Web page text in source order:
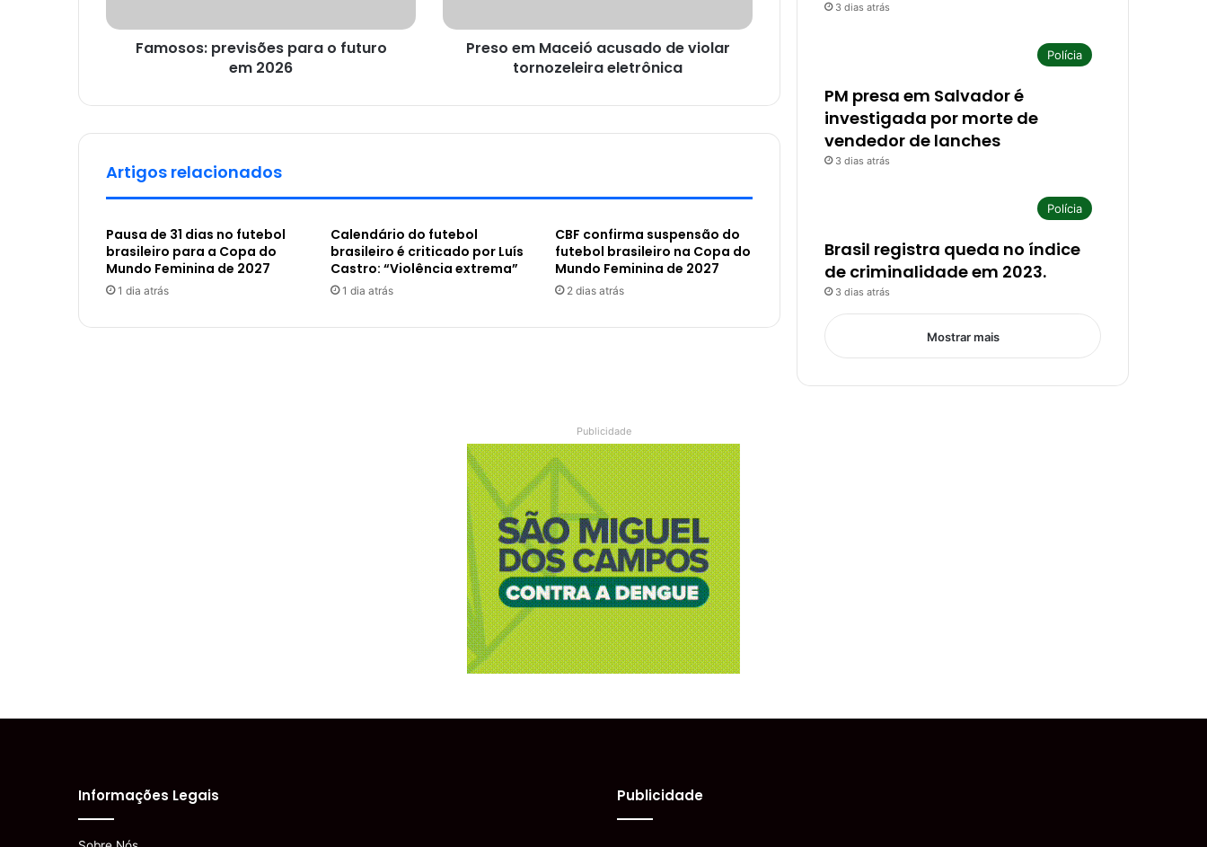
Famosos: previsões para o futuro
em 2026
Preso em Maceió acusado de violar
tornozeleira eletrônica
Artigos relacionados
Pausa de 31 dias no futebol
brasileiro para a Copa do
Mundo Feminina de 2027
1 dia atrás
Calendário do futebol
brasileiro é criticado por Luís
Castro: “Violência extrema”
1 dia atrás
CBF confirma suspensão do
futebol brasileiro na Copa do
Mundo Feminina de 2027
2 dias atrás
3 dias atrás
Polícia
PM presa em Salvador é
investigada por morte de
vendedor de lanches
3 dias atrás
Polícia
Brasil registra queda no índice
de criminalidade em 2023.
3 dias atrás
Mostrar mais
Publicidade
Informações Legais Publicidade